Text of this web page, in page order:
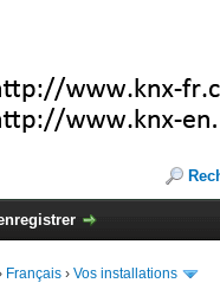
Français › Vos installations